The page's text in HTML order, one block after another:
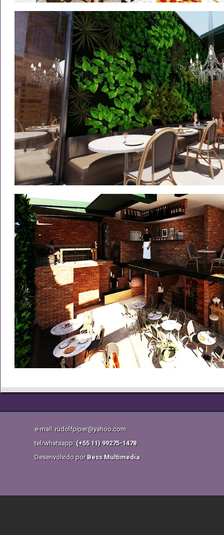
e-mail: rudolfpiper@yahoo.com
tel/whatsapp: (+55 11) 99275-1478
Desenvolvido porBess Multimedia